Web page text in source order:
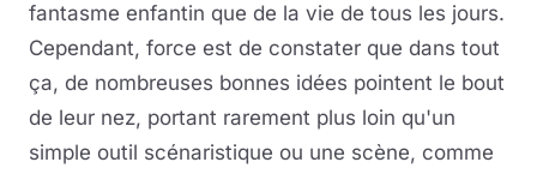
fantasme enfantin que de la vie de tous les jours.
Cependant, force est de constater que dans tout
ça, de nombreuses bonnes idées pointent le bout
de leur nez, portant rarement plus loin qu'un
simple outil scénaristique ou une scène, comme